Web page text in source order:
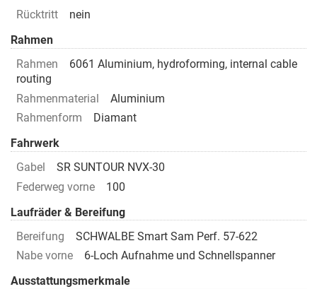
Rücktritt
nein
Rahmen
Rahmen
6061 Aluminium, hydroforming, internal cable
routing
Rahmenmaterial
Aluminium
Rahmenform
Diamant
Fahrwerk
Gabel
SR SUNTOUR NVX-30
Federweg vorne
100
Laufräder & Bereifung
Bereifung
SCHWALBE Smart Sam Perf. 57-622
Nabe vorne
6-Loch Aufnahme und Schnellspanner
Ausstattungsmerkmale